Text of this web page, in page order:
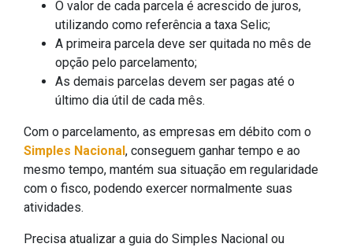
O valor de cada parcela é acrescido de juros,
utilizando como referência a taxa Selic;
A primeira parcela deve ser quitada no mês de
opção pelo parcelamento;
As demais parcelas devem ser pagas até o
último dia útil de cada mês.
Com o parcelamento, as empresas em débito com o
Simples Nacional, conseguem ganhar tempo e ao
mesmo tempo, mantém sua situação em regularidade
com o fisco, podendo exercer normalmente suas
atividades.
Precisa atualizar a guia do Simples Nacional ou